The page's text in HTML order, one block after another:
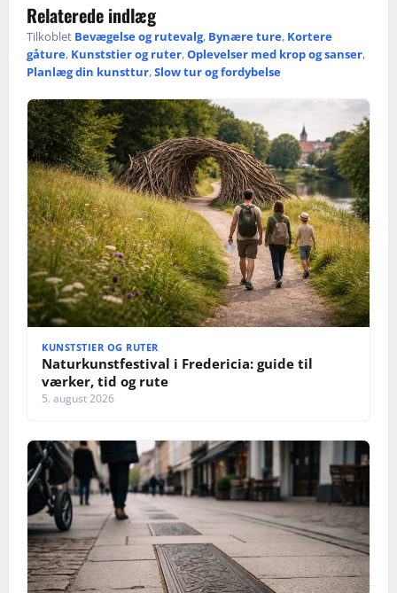
Relaterede indlæg
Tilkoblet Bevægelse og rutevalg, Bynære ture, Kortere
gåture, Kunststier og ruter,Oplevelser med krop og sanser,
Planlæg din kunsttur,Slow tur og fordybelse
KUNSTSTIER OG RUTER
Naturkunstfestival i Fredericia: guide til
værker, tid og rute
5. august 2026